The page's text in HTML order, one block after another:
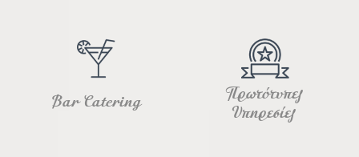
Bar Catering
Πρωτότυπες
Υπηρεσίες